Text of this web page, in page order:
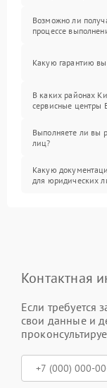
Возможно ли
процессе
Какую гарантию вы
В каких районах
сервисные центры
Выполняете ли вы
лиц?
Какую
для юридических
Контактная
Если требуется
свои данные и